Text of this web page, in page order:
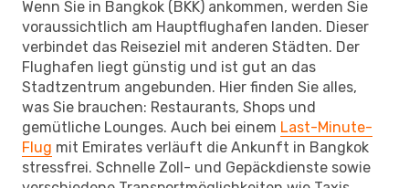
Wenn Sie in Bangkok (BKK) ankommen, werden Sie
voraussichtlich am Hauptflughafen landen. Dieser
verbindet das Reiseziel mit anderen Städten. Der
Flughafen liegt günstig und ist gut an das
Stadtzentrum angebunden. Hier finden Sie alles,
was Sie brauchen: Restaurants, Shops und
gemütliche Lounges. Auch bei einem Last-Minute-
Flug mit Emirates verläuft die Ankunft in Bangkok
stressfrei. Schnelle Zoll- und Gepäckdienste sowie